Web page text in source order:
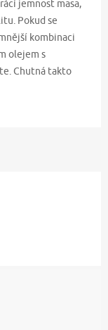
jemnost masa,
Pokud se
kombinaci
olejem s
Chutná takto